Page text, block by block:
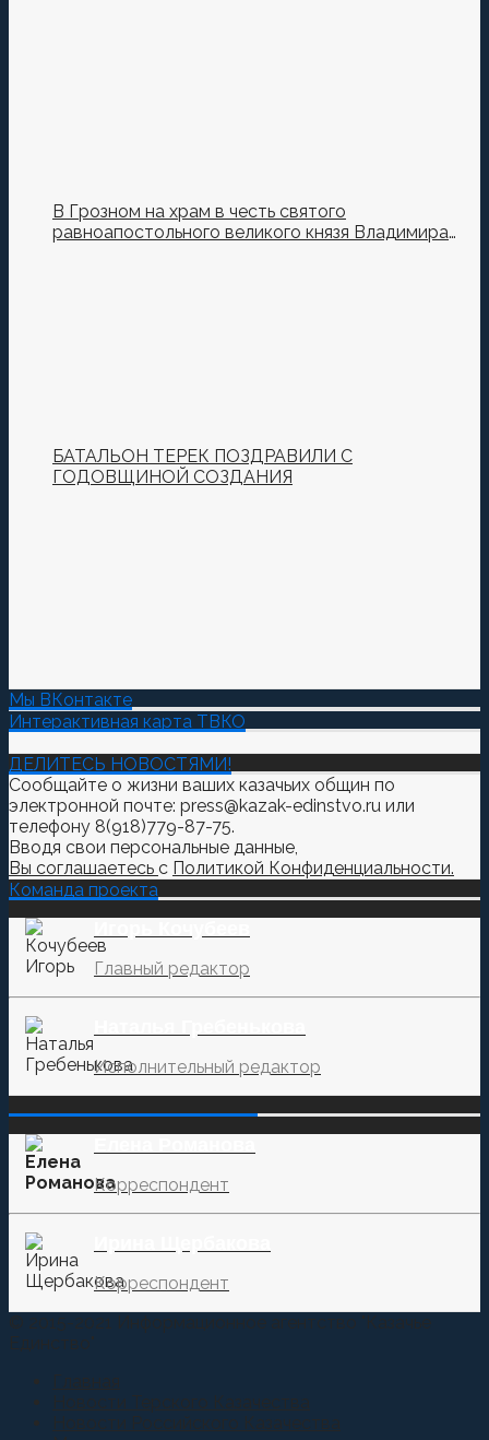
В Грозном на храм в честь святого
равноапостольного великого князя Владимира
БАТАЛЬОН ТЕРЕК ПОЗДРАВИЛИ С
ГОДОВЩИНОЙ СОЗДАНИЯ
Мы ВКонтакте
Интерактивная карта ТВКО
ДЕЛИТЕСЬ НОВОСТЯМИ!
Сообщайте о жизни ваших казачьих общин по
электронной почте: press@kazak-edinstvo.ru или
телефону 8(918)779-87-75.
Вводя свои персональные данные,
Вы соглашаетесь с Политикой Конфиденциальности.
Команда проекта
Главный редактор
Исполнительный редактор
Корреспондент
Корреспондент